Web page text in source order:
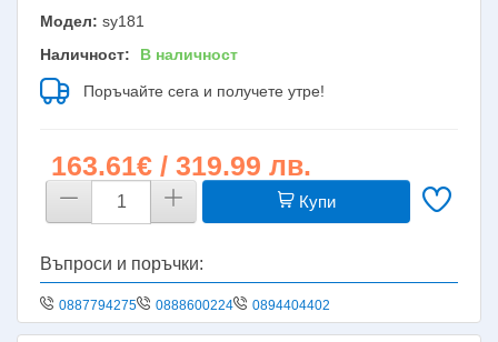
Модел: sy181
Наличност:
В наличност
Поръчайте сега и получете утре!
163.61€ / 319.99 лв.
Купи
Въпроси и поръчки:
0887794275 0888600224 0894404402